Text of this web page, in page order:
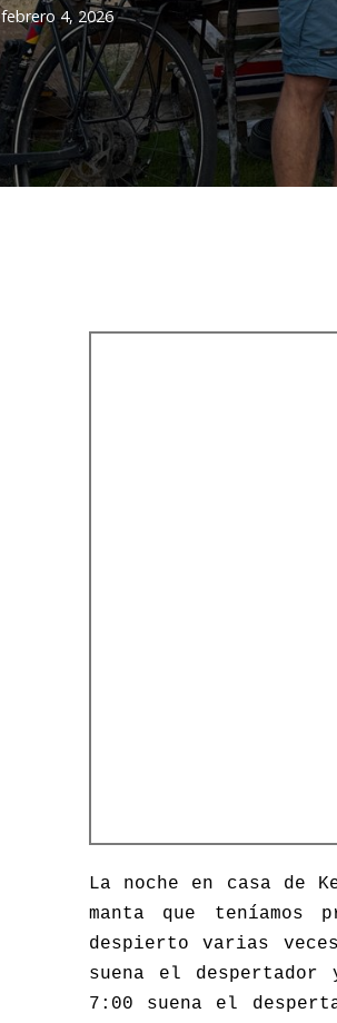
febrero 4, 2026
La noche en casa de
manta que teníamos
despierto varias
suena el despertador
7:00 suena el